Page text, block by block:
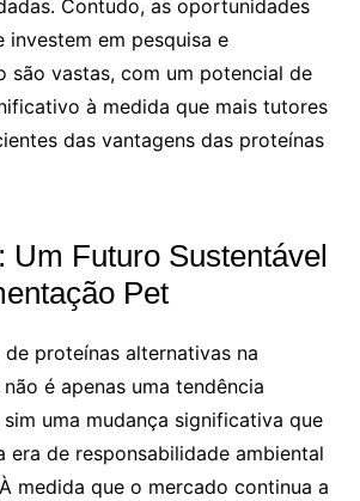
Contudo, as oportunidades
investem em pesquisa e
são vastas, com um potencial de
à medida que mais tutores
das vantagens das proteínas
Um Futuro Sustentável
Pet
de proteínas alternativas na
é apenas uma tendência
sim uma mudança significativa que
era de responsabilidade ambiental
medida que o mercado continua a